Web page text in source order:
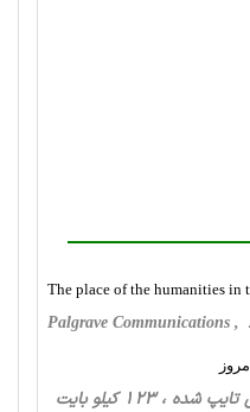
The place of the humanities in
Palgrave Communications ,
، کلیه گرایش ها، 15 صفحه فارسی تایپ شده ، 123 کیلو بایت